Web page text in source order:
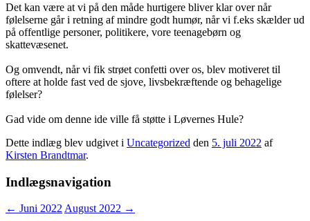
Det kan være at vi på den måde hurtigere bliver klar over når
følelserne går i retning af mindre godt humør, når vi f.eks skælder ud
på offentlige personer, politikere, vore teenagebørn og
skattevæsenet.
Og omvendt, når vi fik strøet confetti over os, blev motiveret til
oftere at holde fast ved de sjove, livsbekræftende og behagelige
følelser?
Gad vide om denne ide ville få støtte i Løvernes Hule?
Dette indlæg blev udgivet i Uncategorized den 5. juli 2022 af
Kirsten Brandtmar.
Indlægsnavigation
← Juni 2022 August 2022 →